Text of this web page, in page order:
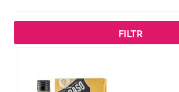
FILTR